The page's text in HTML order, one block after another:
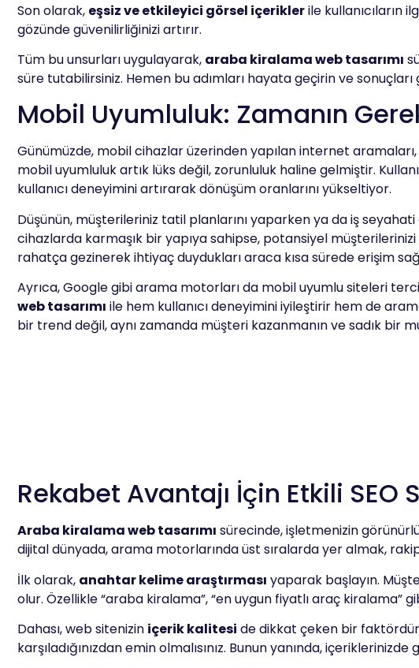
Son olarak, eşsiz ve etkileyici görsel içeriklerile kullanıcıların
gözünde güvenilirliğinizi artırır.
Tüm bu unsurları uygulayarak, araba kiralama web tasarımı
süre tutabilirsiniz. Hemen bu adımları hayata geçirin ve
Mobil Uyumluluk: Zamanın
Günümüzde, mobil cihazlar üzerinden yapılan internet
mobil uyumluluk artık lüks değil, zorunluluk haline gelmiştir.
kullanıcı deneyimini artırarak dönüşüm oranlarını yükseltiyor.
Düşünün, müşterileriniz tatil planlarını yaparken ya da iş
cihazlarda karmaşık bir yapıya sahipse, potansiyel müşterilerinizi
rahatça gezinerek ihtiyaç duydukları araca kısa sürede erişim
Ayrıca, Google gibi arama motorları da mobil uyumlu siteleri
web tasarımı ile hem kullanıcı deneyimini iyileştirir hem de
bir trend değil, aynı zamanda müşteri kazanmanın ve sadık bir
Rekabet Avantajı İçin Etkili SEO
Araba kiralama web tasarımı sürecinde, işletmenizin
dijital dünyada, arama motorlarında üst sıralarda yer almak,
İlk olarak, anahtar kelime araştırması yaparak başlayın.
olur. Özellikle “araba kiralama”, “en uygun fiyatlı araç
Dahası, web sitenizin içerik kalitesi de dikkat çeken bir faktördür.
karşıladığınızdan emin olmalısınız. Bunun yanında,